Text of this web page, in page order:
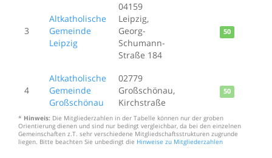
3
Altkatholische
Gemeinde
Leipzig
04159
Leipzig,
Georg-
Schumann-
Straße 184
50
4
Altkatholische
Gemeinde
Großschönau
02779
Großschönau,
Kirchstraße
50
* Hinweis: Die Mitgliederzahlen in der Tabelle können nur der groben
Orientierung dienen und sind nur bedingt vergleichbar, da bei den einzelnen
Gemeinschaften z.T. sehr verschiedene Mitgliedschaftsstrukturen zugrunde
liegen. Bitte beachten Sie unbedingt die Hinweise zu Mitgliederzahlen